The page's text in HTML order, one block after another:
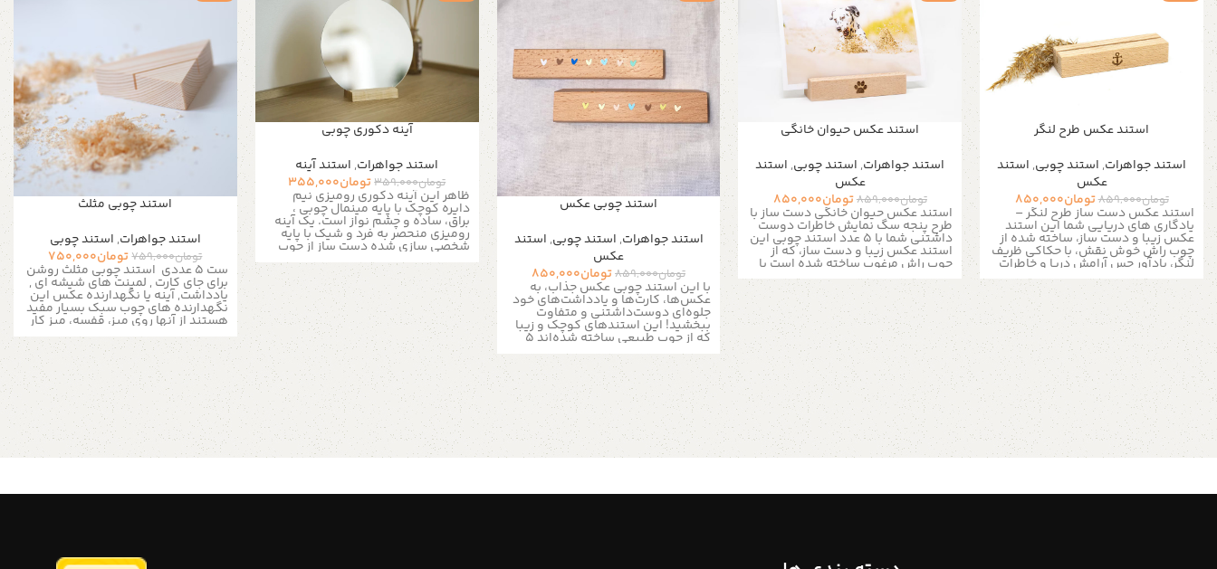
استند عکس طرح لنگر
استند جواهرات, استند چوبی, استند
عکس
تومان859,000تومان850,000
استند عکس دست ساز طرح لنگر –
یادگاری های دریایی شما این استند
عکس زیبا و دست ساز، ساخته شده از
چوب راش خوش نقش، با حکاکی ظریف
لنگر، یادآور حس آرامش دریا و خاطرات
سفرهای دریایی شما خواهد بود. 5
عدد استند عکس چوبی این استند نه
تنها مکانی شیک برای نمایش عکس
های مورد علاقه تان است بلکه به
عنوان یک عنصر دکوری با تم دریایی،
جلوه ای خاص به فضای شما می بخشد.
ویژگی های برجسته:
ساخت دستی با کیفیت:این تولید
دستی تضمین کننده کیفیت بالا و
منحصر به فرد بودن هر قطعه است و
آن را از تولیدات انبوه ماشینی متمایز
می کند. چوب راش طبیعی و بادوام:
استفاده از چوب راش مرغوب، استحکام
و طول عمر بالای این استند را تضمین
بخشد.حکاکی لیزری طرح لنگر:نقش
استند عکس حیوان خانگی
استند جواهرات, استند چوبی, استند
عکس
تومان859,000تومان850,000
استند عکس حیوان خانگی دست ساز با
طرح پنجه سگ نمایش خاطرات دوست
داشتنی شما با 5 عدد استند چوبی این
استند عکس زیبا و دست ساز، که از
چوب راش مرغوب ساخته شده است با
حکاکی ظریف پنجه سگ، این استند نه
تنها یک نگهدارنده عکس کاربردی است
بلکه یک وسیله دکوری دوست داشتنی
برای هر خانه ای است که عشق به
حیوانات در آن جریان دارد.
ویژگی های کلیدی:
ساخت دست:شما یک محصول منحصر
به فرد و با کیفیت دریافت می کنید که
حاصل کار دست است، نه تولید انبوه
ماشینی.چوب راش طبیعی:استفاده از
چوب راش نه تنها استحکام و دوام این
استند را تضمین می کند بلکه گرما و
زیبایی طبیعی چوب، حس دلنشینی به
فضای شما می بخشد. حکاکی لیزری
می کشد و آن را به هدیه ای ایده آل
پستال ها، کارت های تبریک و یادداشت
استند چوبی عکس
استند جواهرات, استند چوبی, استند
عکس
تومان859,000تومان850,000
با این استند چوبی عکس جذاب، به
عکس‌ها، کارت‌ها و یادداشت‌های خود
جلوه‌ای دوست‌داشتنی و متفاوت
ببخشید! این استندهای کوچک و زیبا
که از چوب طبیعی ساخته شده‌اند 5
عدد استند عکس با طراحی ساده و در
عین حال شیک خود، می‌توانند به
عنوان یک وسیله کاربردی و یک عنصر
دکوراتیو دلنشین در منزل، محل کار یا
مراسم‌های خاص شما مورد استفاده
قرار بگیرند. ویژگی‌ها: جنس: چوب
طبیعی طول: 10 سانتی‌متر عرض: حدود
3 سانتی‌متر ارتفاع: حدود 2 سانتی‌متر
عرض شیار: حدود 3 میلی‌متر دارای
با نقوش ظریف و رنگارنگ قلب‌های
آینه دکوری چوبی
استند جواهرات, استند آینه
تومان359,000تومان355,000
ظاهر این آینه دکوری رومیزی نیم
دایره کوچک با پایه مینمال چوبی ،
براق، ساده و چشم نواز است. یک آینه
رومیزی منحصر به فرد و شیک با پایه
شخصی سازی شده دست ساز از چوب
روسمناسب برای سفره هفت سین
,هدیه تولد، یادگاری و هدیه عالی برای
گیفت های تبلیغاتی اینمحصول با
پایه چوبی یک هدیه متفکرانه برای
شرکت هاست این آینه مینمال جدید ما
یک اکسسوری چشم نواز، زیبا و خاص
به خانه شما اضافه می کند. این
محصول با الهام از طرح مینمال یک
آیتم تزئینی است. این آینه آرایشی زیبا
با یک پایه چوبی ارائه می شود آینه‌ها
یکی از گزینه های اصلی در دکوراسیون
منزل و محیط کار هستند و جلوه‌ای
خاص و منحصربه فرد به فضاهای داخلی
ببخشند. آینه‌ها علاوه بر اینکه به شما
این امکان را می‌دهند که به خود نگاه
کنید به دکور منزلتان نیز جلوه‌ی خاص
می دهند. اگر به دنبال یک دکوری
زمان و تغییرات اساسی در سبک
استند چوبی مثلث
استند جواهرات, استند چوبی
تومان759,000تومان750,000
ست 5 عددی استند چوبی مثلث روشن
برای جای کارت , لمینت های شیشه ای ,
یادداشت, آینه یا نگهدارنده عکس این
نگهدارنده های چوب سبک بسیار مفید
هستند از آنها روی میز، قفسه، میز کار
خود استفاده کنید... جاهای شماره میز
چوبی ما از چوب سفید امروزی ساخته
شده است و برای گیفت عکس های
عروسی کوچک بسیار مناسب است این
استند ها در سمینار ها و جلسات کاری
به میزبان کمک می کند تا جایی برای
قرار دادن شماره میز, کارت و هدایا
داشته باشند . نگهدارنده‌های چوبی ما
کارت‌های چاپی، کارت پستال و موارد
دیگر به زیبایی نشان میدهد همچنین
می توانید از آنها برای نمایش عکس
کنید. این هولدرهای چوبی ساده و زیبا
رگه چوب از ویژگی‌های طبیعی استند